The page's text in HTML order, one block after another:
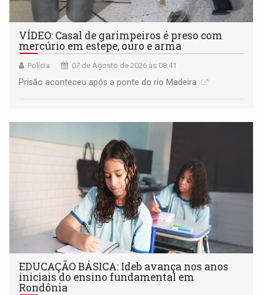
VÍDEO: Casal de garimpeiros é preso com
mercúrio em estepe, ouro e arma
Polícia 07 de Agosto de 2026 às 08:41
Prisão aconteceu após a ponte do rio Madeira
EDUCAÇÃO BÁSICA: Ideb avança nos anos
iniciais do ensino fundamental em
Rondônia